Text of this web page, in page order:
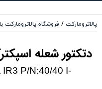
پالاترومارکت / فروشگاه
دتکتور شعله
P/N:40/40 I-